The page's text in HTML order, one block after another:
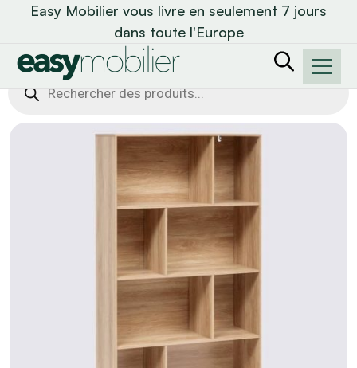
Easy Mobilier vous livre en seulement 7 jours
dans toute l'Europe
Recherche
de